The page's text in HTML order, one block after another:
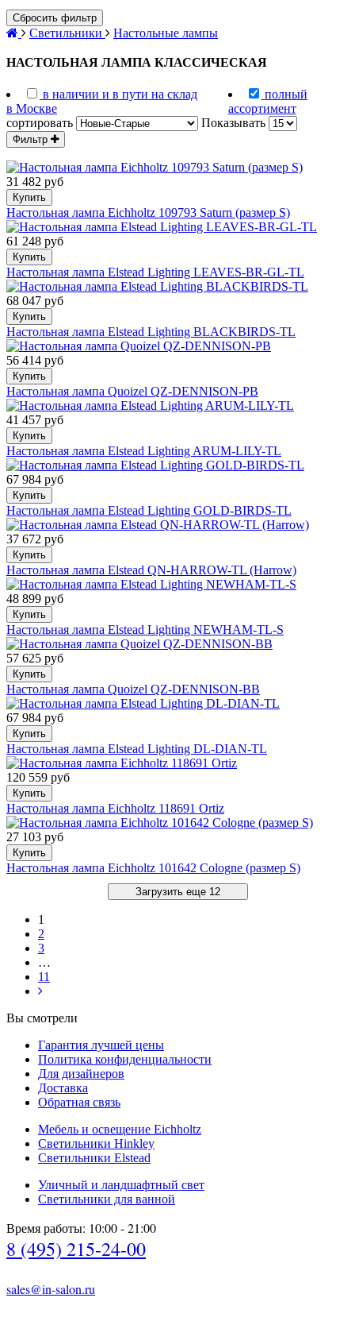
Сбросить фильтр
Светильники Настольные лампы
НАСТОЛЬНАЯ ЛАМПА КЛАССИЧЕСКАЯ
в наличии и в пути на склад
в Москве
полный
ассортимент
сортировать
Показывать
Фильтр
31 482 руб
Купить
Настольная лампа Eichholtz 109793 Saturn (размер S)
61 248 руб
Купить
Настольная лампа Elstead Lighting LEAVES-BR-GL-TL
68 047 руб
Купить
Настольная лампа Elstead Lighting BLACKBIRDS-TL
56 414 руб
Купить
Настольная лампа Quoizel QZ-DENNISON-PB
41 457 руб
Купить
Настольная лампа Elstead Lighting ARUM-LILY-TL
67 984 руб
Купить
Настольная лампа Elstead Lighting GOLD-BIRDS-TL
37 672 руб
Купить
Настольная лампа Elstead QN-HARROW-TL (Harrow)
48 899 руб
Купить
Настольная лампа Elstead Lighting NEWHAM-TL-S
57 625 руб
Купить
Настольная лампа Quoizel QZ-DENNISON-BB
67 984 руб
Купить
Настольная лампа Elstead Lighting DL-DIAN-TL
120 559 руб
Купить
Настольная лампа Eichholtz 118691 Ortiz
27 103 руб
Купить
Настольная лампа Eichholtz 101642 Cologne (размер S)
Загрузить еще 12
1
2
3
…
11
Вы смотрели
Гарантия лучшей цены
Политика конфиденциальности
Для дизайнеров
Доставка
Обратная связь
Мебель и освещение Eichholtz
Светильники Hinkley
Светильники Elstead
Уличный и ландшафтный свет
Светильники для ванной
Время работы: 10:00 - 21:00
8 (495) 215-24-00
sales@in-salon.ru